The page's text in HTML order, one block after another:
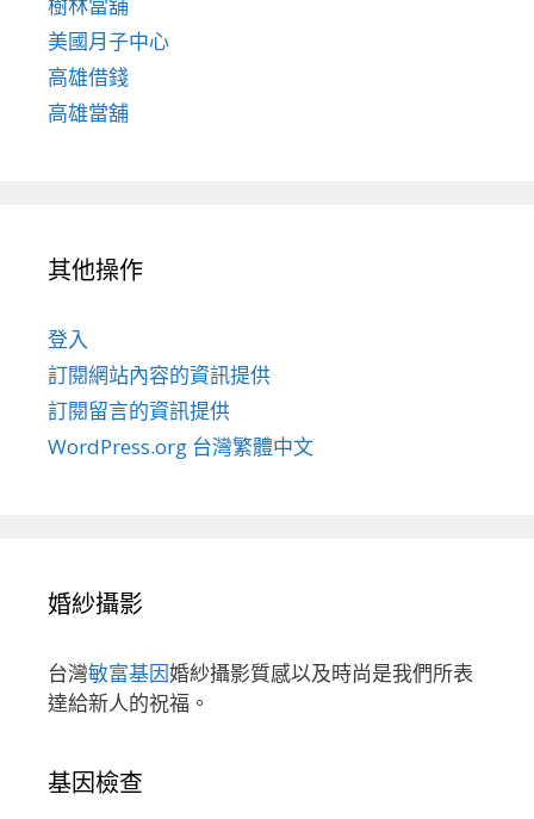
美國月子中心
高雄借錢
高雄當舖
其他操作
登入
訂閱網站內容的資訊提供
訂閱留言的資訊提供
WordPress.org 台灣繁體中文
婚紗攝影
台灣敏富基因婚紗攝影質感以及時尚是我們所表
達給新人的祝福。
基因檢查